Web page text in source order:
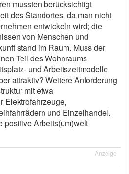
mussten berücksichtigt
des Standortes, da man nicht
entwickeln wird; die
von Menschen und
stand im Raum. Muss der
Teil des Wohnraums
und Arbeitszeitmodelle
attraktiv? Weitere Anforderung
mit etwa
Elektrofahrzeuge,
und Einzelhandel.
positive Arbeits(um)welt
Anzeige